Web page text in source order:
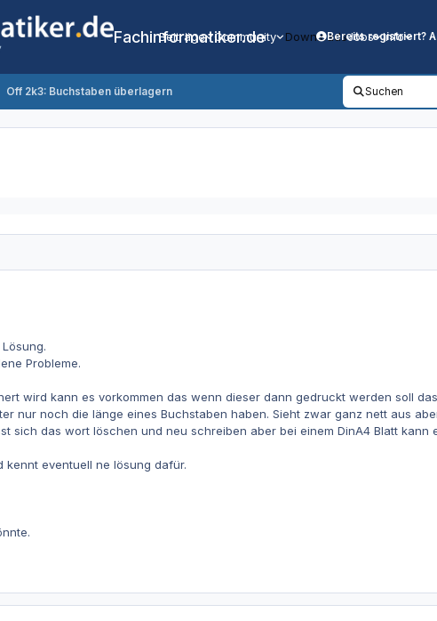
Fachinformatiker.de
Beiträge Community DownloadsJobs Info
Bereits registriert?
Off 2k3: Buchstaben überlagern Suchen
Probleme.
wird kann es vorkommen das wenn dieser dann gedruckt werden soll
nur noch die länge eines Buchstaben haben. Sieht zwar ganz nett aus
sich das wort löschen und neu schreiben aber bei einem DinA4 Blatt kann
eventuell ne lösung dafür.